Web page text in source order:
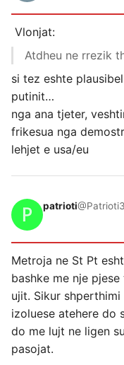
Vlonjat:
Atdheu ne rrezik
si tez eshte
putinit…
nga ana tjeter,
frikesua nga
lehjet e usa/eu
patrioti@Patrioti
Metroja ne St Pt
bashke me nje
ujit. Sikur
izoluese atehere do
do me lujt ne ligen
pasojat.